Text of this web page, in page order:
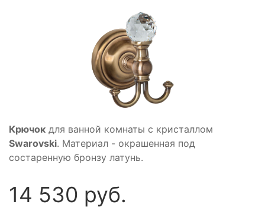
Крючок для ванной комнаты с кристаллом
Swarovski. Материал - окрашенная под
состаренную бронзу латунь.
14 530 руб.